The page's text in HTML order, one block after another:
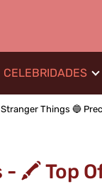
CELEBRIDADES
Things 🔵
🖍️ Top